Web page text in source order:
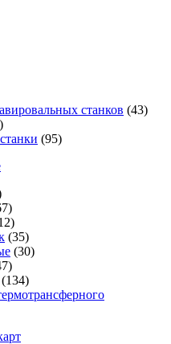
станков (43)
(95)
(35)
(30)
(134)